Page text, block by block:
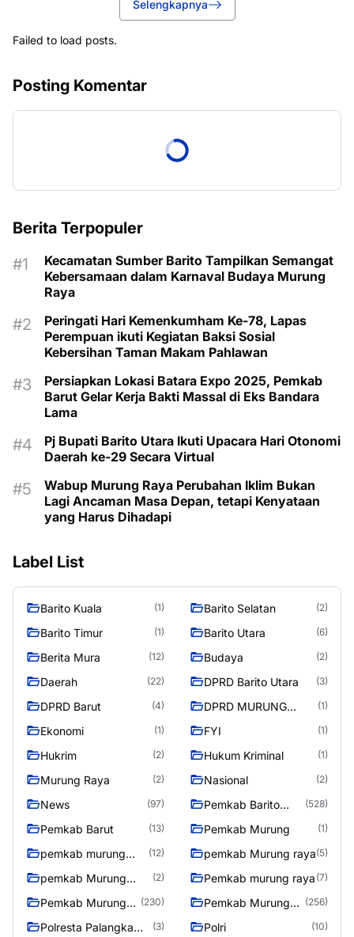
Selengkapnya
Failed to load posts.
Posting Komentar
Berita Terpopuler
Kecamatan Sumber Barito Tampilkan Semangat
Kebersamaan dalam Karnaval Budaya Murung
Raya
Peringati Hari Kemenkumham Ke-78, Lapas
Perempuan ikuti Kegiatan Baksi Sosial
Kebersihan Taman Makam Pahlawan
Persiapkan Lokasi Batara Expo 2025, Pemkab
Barut Gelar Kerja Bakti Massal di Eks Bandara
Lama
Pj Bupati Barito Utara Ikuti Upacara Hari Otonomi
Daerah ke-29 Secara Virtual
Wabup Murung Raya Perubahan Iklim Bukan
Lagi Ancaman Masa Depan, tetapi Kenyataan
yang Harus Dihadapi
Label List
Barito Kuala (1) Barito Selatan (2)
Barito Timur (1) Barito Utara (6)
Berita Mura (12) Budaya (2)
Daerah (22) DPRD Barito Utara (3)
DPRD Barut (4)
DPRD MURUNG
(1)
Ekonomi (1) FYI (1)
Hukrim (2) Hukum Kriminal (1)
Murung Raya (2) Nasional (2)
News (97)
Pemkab Barito
(528)
Pemkab Barut (13) Pemkab Murung (1)
pemkab murung
(12) pemkab Murung raya(5)
pemkab Murung
(2) Pemkab murung raya (7)
Pemkab Murung
(230)
Pemkab Murung
(256)
Polresta Palangka
(3) Polri (10)